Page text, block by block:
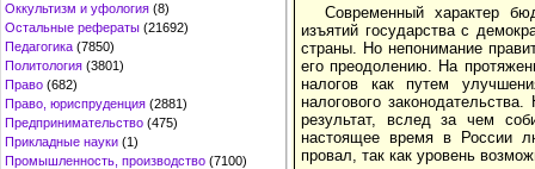
Оккультизм и уфология (8)
Остальные рефераты (21692)
Педагогика (7850)
Политология (3801)
Право (682)
Право, юриспруденция (2881)
Предпринимательство (475)
Прикладные науки (1)
Промышленность, производство (7100)
Современный характер
изъятий государства с
страны. Но непонимание
его преодолению. На
налогов как путем
налогового
результат, вслед за чем
настоящее время в России
провал, так как уровень